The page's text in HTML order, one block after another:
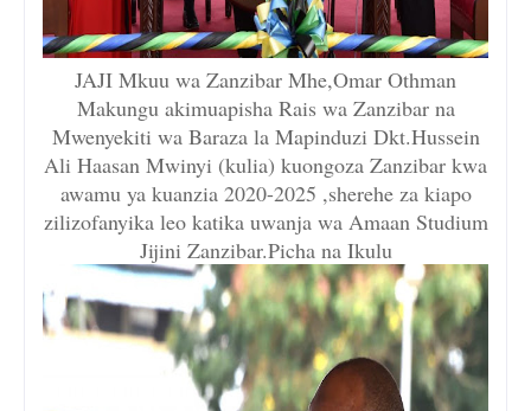
JAJI Mkuu wa Zanzibar Mhe,Omar Othman
Makungu akimuapisha Rais wa Zanzibar na
Mwenyekiti wa Baraza la Mapinduzi Dkt.Hussein
Ali Haasan Mwinyi (kulia) kuongoza Zanzibar kwa
awamu ya kuanzia 2020-2025 ,sherehe za kiapo
zilizofanyika leo katika uwanja wa Amaan Studium
Jijini Zanzibar.Picha na Ikulu